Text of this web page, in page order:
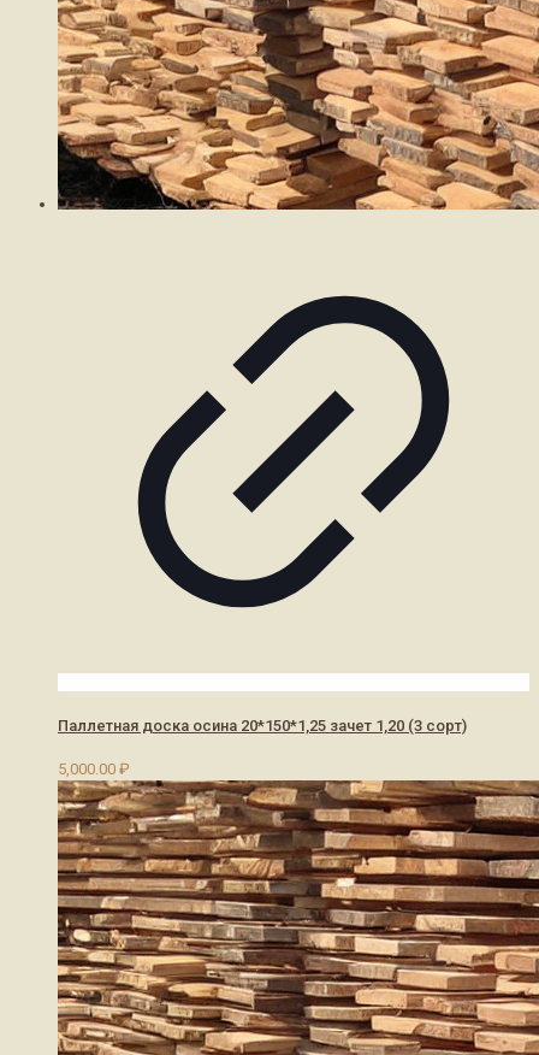
Паллетная доска осина 20*150*1,25 зачет 1,20 (3 сорт)
5,000.00 ₽